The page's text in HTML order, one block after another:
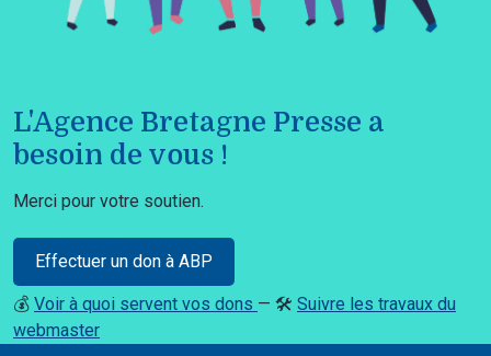
L'Agence Bretagne Presse a
besoin de vous !
Merci pour votre soutien.
Effectuer un don à ABP
💰 Voir à quoi servent vos dons — 🛠️ Suivre les travaux du
webmaster